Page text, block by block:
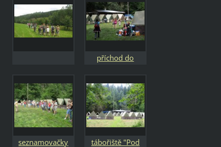
příchod do
seznamovačky
tábořiště "Pod